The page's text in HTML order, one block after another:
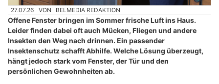
27.07.26 VON BELMEDIA REDAKTION
Offene Fenster bringen im Sommer frische Luft ins Haus.
Leider finden dabei oft auch Mücken, Fliegen und andere
Insekten den Weg nach drinnen. Ein passender
Insektenschutz schafft Abhilfe. Welche Lösung überzeugt,
hängt jedoch stark vom Fenster, der Tür und den
persönlichen Gewohnheiten ab.